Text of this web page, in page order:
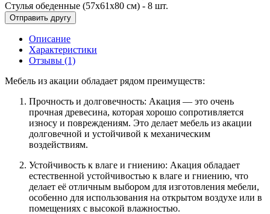
Стулья обеденные (57х61х80 см) - 8 шт.
Описание
Характеристики
Отзывы (1)
Мебель из акации обладает рядом преимуществ:
Прочность и долговечность: Акация — это очень
прочная древесина, которая хорошо сопротивляется
износу и повреждениям. Это делает мебель из акации
долговечной и устойчивой к механическим
воздействиям.
Устойчивость к влаге и гниению: Акация обладает
естественной устойчивостью к влаге и гниению, что
делает её отличным выбором для изготовления мебели,
особенно для использования на открытом воздухе или в
помещениях с высокой влажностью.